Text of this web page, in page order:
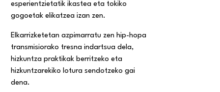
esperientzietatik ikastea eta tokiko
gogoetak elikatzea izan zen.
Elkarrizketetan azpimarratu zen hip-hopa
transmisiorako tresna indartsua dela,
hizkuntza praktikak berritzeko eta
hizkuntzarekiko lotura sendotzeko gai
dena.